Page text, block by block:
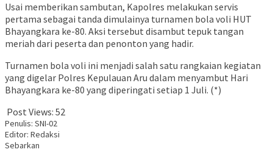
Usai memberikan sambutan, Kapolres melakukan servis
pertama sebagai tanda dimulainya turnamen bola voli HUT
Bhayangkara ke-80. Aksi tersebut disambut tepuk tangan
meriah dari peserta dan penonton yang hadir.
Turnamen bola voli ini menjadi salah satu rangkaian kegiatan
yang digelar Polres Kepulauan Aru dalam menyambut Hari
Bhayangkara ke-80 yang diperingati setiap 1 Juli. (*)
Post Views: 52
Penulis: SNI-02
Editor: Redaksi
Sebarkan